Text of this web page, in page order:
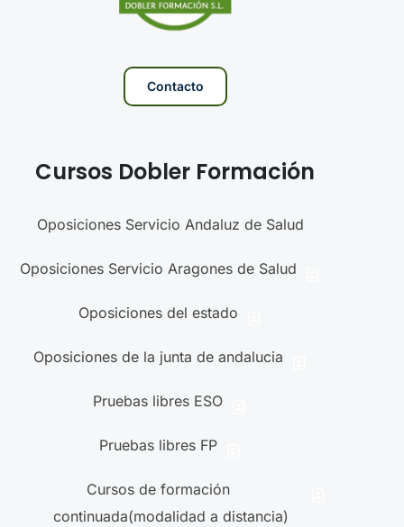
Contacto
Cursos Dobler Formación
Oposiciones Servicio Andaluz de Salud
Oposiciones Servicio Aragones de Salud
Oposiciones del estado
Oposiciones de la junta de andalucia
Pruebas libres ESO
Pruebas libres FP
Cursos de formación
continuada(modalidad a distancia)